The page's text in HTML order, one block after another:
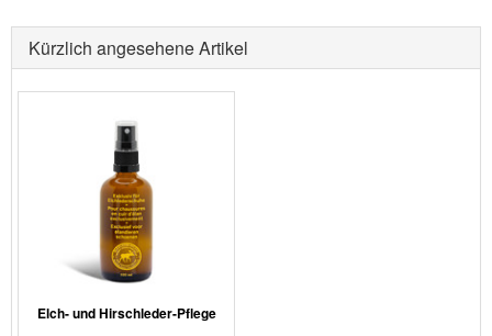
Kürzlich angesehene Artikel
Elch- und Hirschleder-Pflege